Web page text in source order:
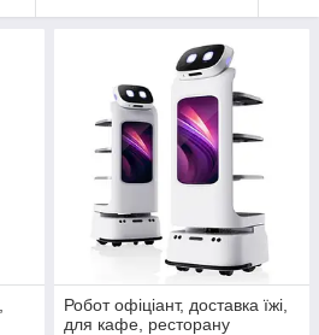
Робот офіціант, доставка їжі,
для кафе, ресторану